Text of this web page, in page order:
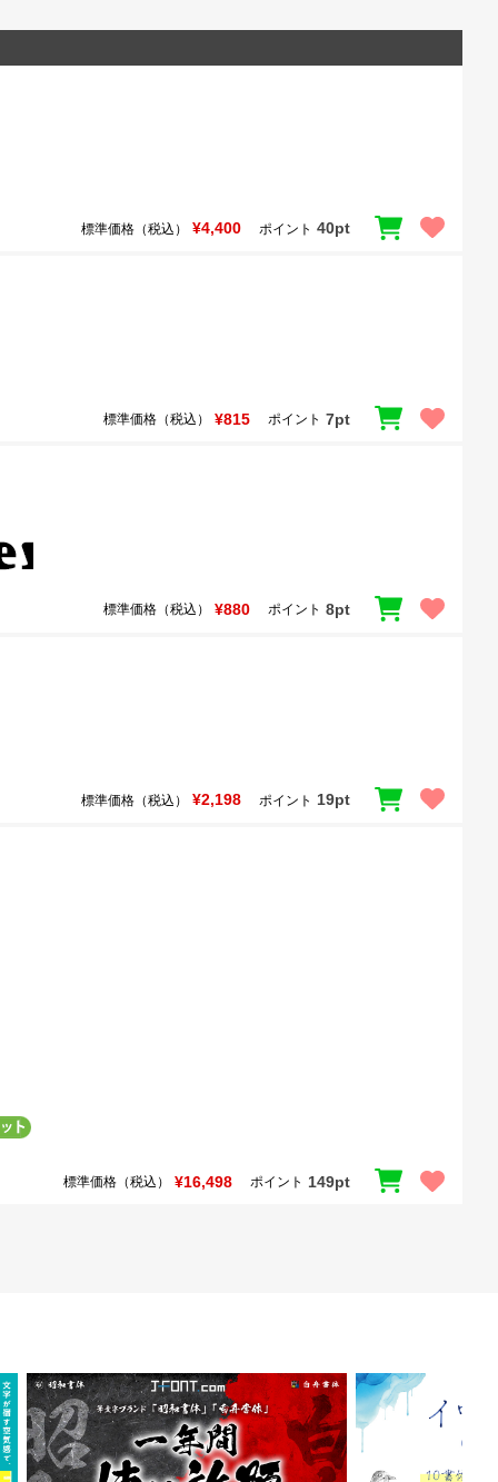
標準価格（税込） ¥4,400 ポイント 40pt
標準価格（税込） ¥815 ポイント 7pt
標準価格（税込） ¥880 ポイント 8pt
標準価格（税込） ¥2,198 ポイント 19pt
標準価格（税込） ¥16,498 ポイント 149pt